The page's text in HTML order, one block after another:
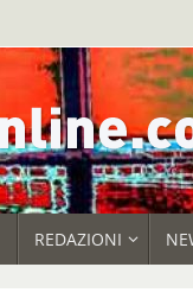
REDAZIONI